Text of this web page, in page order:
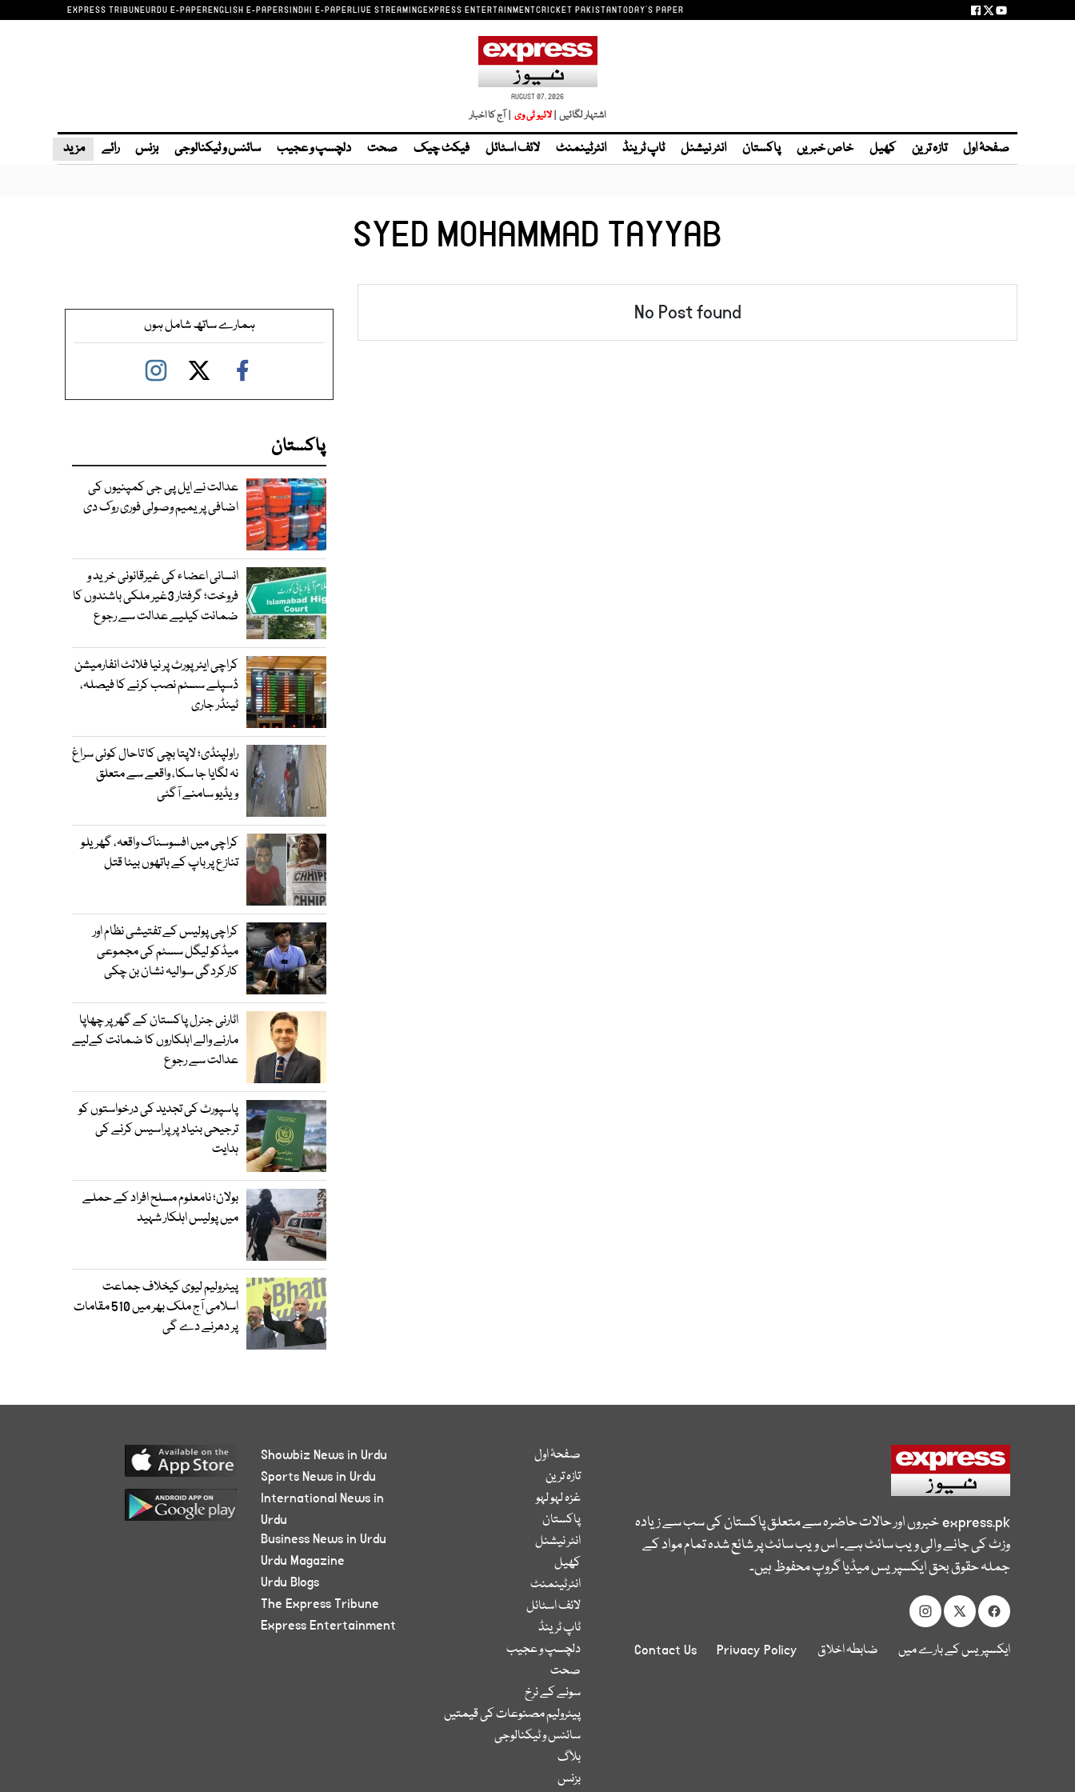
EXPRESS TRIBUNEURDU E-PAPERENGLISH E-PAPERSINDHI E-PAPERLIVE STREAMINGEXPRESS ENTERTAINMENTCRICKET PAKISTANTODAY'S PAPER
AUGUST 07, 2026
اشتہار لگائیں | | آج کا اخبار
صفحۂ اول تازہ ترین کھیل خاص خبریں پاکستان انٹر نیشنل ٹاپ ٹرینڈ انٹرٹینمنٹ لائف اسٹائل فیکٹ چیک صحت دلچسپ و عجیب سائنس و ٹیکنالوجی بزنس رائے مزید
SYED MOHAMMAD TAYYAB
No Post found ہمارے ساتھ شامل ہوں
پاکستان
عدالت نے ایل پی جی کمپنیوں کی
اضافی پریمیم وصولی فوری روک دی
انسانی اعضاء کی غیرقانونی خرید و
فروخت؛ گرفتار 3غیر ملکی باشندوں کا
ضمانت کیلیے عدالت سے رجوع
کراچی ایئرپورٹ پر نیا فلائٹ انفارمیشن
ڈسپلے سسٹم نصب کرنے کا فیصلہ،
ٹینڈر جاری
راولپنڈی؛ لاپتا بچی کا تاحال کوئی سراغ
نہ لگایا جا سکا، واقعے سے متعلق
ویڈیو سامنے آگئی
کراچی میں افسوسناک واقعہ، گھریلو
تنازع پر باپ کے ہاتھوں بیٹا قتل
کراچی پولیس کے تفتیشی نظام اور
میڈکو لیگل سسٹم کی مجموعی
کارکردگی سوالیہ نشان بن چکی
اٹارنی جنرل پاکستان کے گھر پر چھاپا
مارنے والے اہلکاروں کا ضمانت کےلیے
عدالت سے رجوع
پاسپورٹ کی تجدید کی درخواستوں کو
ترجیحی بنیاد پر پراسیس کرنے کی
ہدایت
بولان؛ نامعلوم مسلح افراد کے حملے
میں پولیس اہلکار شہید
پیٹرولیم لیوی کیخلاف جماعت
اسلامی آج ملک بھر میں 510 مقامات
پر دھرنے دے گی
express.pkخبروں اور حالات حاضرہ سے متعلق پاکستان کی سب سے زیادہ
وزٹ کی جانے والی ویب سائٹ ہے۔ اس ویب سائٹ پر شائع شدہ تمام مواد کے
جملہ حقوق بحق ایکسپریس میڈیا گروپ محفوظ ہیں۔
ایکسپریس کے بارے میں ضابطہ اخلاق Privacy Policy
Contact Us
صفحۂ اول
تازہ ترین
غزہ لہو لہو
پاکستان
انٹر نیشنل
کھیل
انٹرٹینمنٹ
لائف اسٹائل
ٹاپ ٹرینڈ
دلچسپ و عجیب
صحت
سونے کے نرخ
پیٹرولیم مصنوعات کی قیمتیں
سائنس و ٹیکنالوجی
بلاگ
بزنس
Showbiz News in Urdu
Sports News in Urdu
International News in
Urdu
Business News in Urdu
Urdu Magazine
Urdu Blogs
The Express Tribune
Express Entertainment